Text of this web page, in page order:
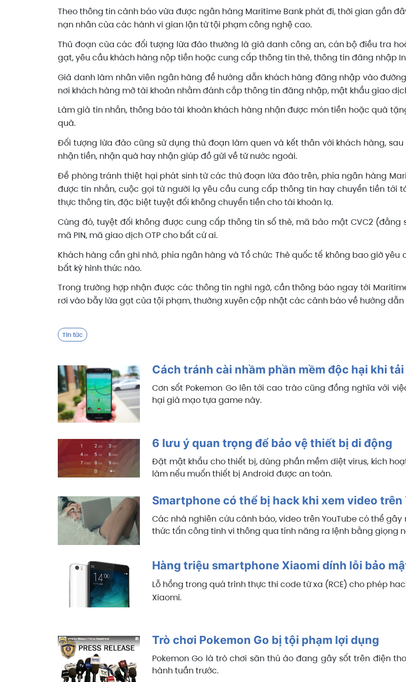
Theo thông tin cảnh báo vừa được ngân hàng Maritime Bank phát đi, thời gian gần
nạn nhân của các hành vi gian lận từ tội phạm công nghệ cao.
Thủ đoạn của các đối tượng lừa đảo thường là giả danh công an, cán bộ điều tra
gạt, yêu cầu khách hàng nộp tiền hoặc cung cấp thông tin thẻ, thông tin đăng nhập
Giả danh làm nhân viên ngân hàng để hướng dẫn khách hàng đăng nhập vào
nơi khách hàng mở tài khoản nhằm đánh cắp thông tin đăng nhập, mật khẩu giao
Làm giả tin nhắn, thông báo tài khoản khách hàng nhận được món tiền hoặc quà
quà.
Đối tượng lừa đảo cũng sử dụng thủ đoạn làm quen và kết thân với khách hàng,
nhận tiền, nhận quà hay nhận giúp đồ gửi về từ nước ngoài.
Để phòng tránh thiệt hại phát sinh từ các thủ đoạn lừa đảo trên, phía ngân hàng
được tin nhắn, cuộc gọi từ người lạ yêu cầu cung cấp thông tin hay chuyển tiền tới
thực thông tin, đặc biệt tuyệt đối không chuyển tiền cho tài khoản lạ.
Cùng đó, tuyệt đối không được cung cấp thông tin số thẻ, mã bảo mật CVC2
mã PIN, mã giao dịch OTP cho bất cứ ai.
Khách hàng cần ghi nhớ, phía ngân hàng và Tổ chức Thẻ quốc tế không bao giờ
bất kỳ hình thức nào.
Trong trường hợp nhận được các thông tin nghi ngờ, cần thông báo ngay tới
rơi vào bẫy lừa gạt của tội phạm, thường xuyên cập nhật các cảnh báo về hướng
Tin tức
Cách tránh cài nhầm phần mềm độc hại khi tải
Cơn sốt Pokemon Go lên tới cao trào cũng đồng nghĩa với
hại giả mạo tựa game này.
6 lưu ý quan trọng để bảo vệ thiết bị di động
Đặt mật khẩu cho thiết bị, dùng phần mềm diệt virus, kích
làm nếu muốn thiết bị Android được an toàn.
Smartphone có thể bị hack khi xem video trên
Các nhà nghiên cứu cảnh báo, video trên YouTube có thể
thức tấn công tinh vi thông qua tính năng ra lệnh bằng giọng
Hàng triệu smartphone Xiaomi dính lỗi bảo
Lỗ hổng trong quá trình thực thi code từ xa (RCE) cho phép
Xiaomi.
Trò chơi Pokemon Go bị tội phạm lợi dụng
Pokemon Go là trò chơi săn thú ảo đang gây sốt trên điện
hành tuần trước.